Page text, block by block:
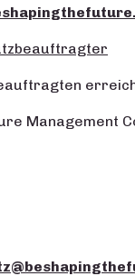
Management